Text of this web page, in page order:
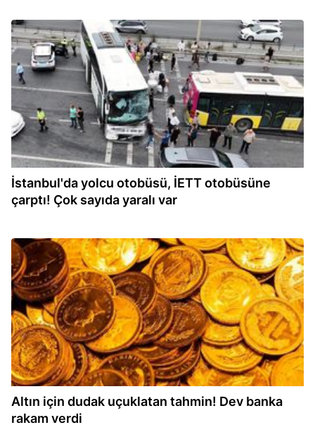
13:13
İstanbul'da yolcu otobüsü, İETT otobüsüne
çarptı! Çok sayıda yaralı var
13:10
Altın için dudak uçuklatan tahmin! Dev banka
rakam verdi